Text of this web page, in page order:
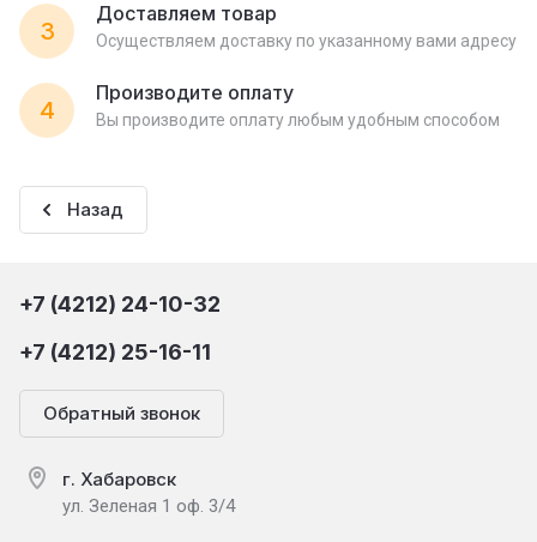
3
Доставляем товар
Осуществляем доставку по указанному вами адресу
4
Производите оплату
Вы производите оплату любым удобным способом
Назад
+7 (4212) 24-10-32
+7 (4212) 25-16-11
Обратный звонок
г. Хабаровск
ул. Зеленая 1 оф. 3/4